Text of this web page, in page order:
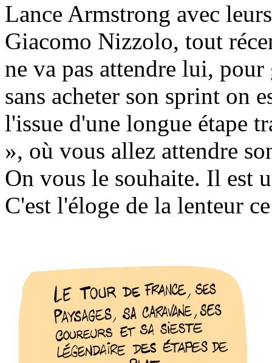
Lance Armstrong avec
Giacomo Nizzolo, tout
ne va pas attendre lui,
sans acheter son sprint on
l'issue d'une longue étape
», où vous allez attendre
On vous le souhaite. Il est
C'est l'éloge de la lenteur